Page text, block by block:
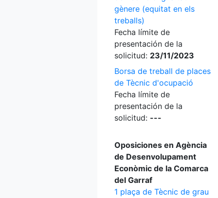
gènere (equitat en els
treballs)
Fecha límite de
presentación de la
solicitud: 23/11/2023
Borsa de treball de places
de Tècnic d'ocupació
Fecha límite de
presentación de la
solicitud: ---
Oposiciones en Agència
de Desenvolupament
Econòmic de la Comarca
del Garraf
1 plaça de Tècnic de grau